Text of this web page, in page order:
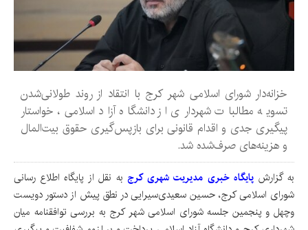
خزانه‌دار شورای اسلامی شهر کرج با انتقاد از روند طولانی‌شدن
تسویه مطالبات شهرداری از دانشگاه آزاد اسلامی، خواستار
پیگیری جدی و اقدام قانونی برای بازپس‌گیری حقوق بیت‌المال
و هزینه‌های صرف‌شده شد.
به گزارش پایگاه خبری مدیریت شهری کرج به نقل از پایگاه اطلاع رسانی
شورای اسلامی کرج، حسین سعیدی‌سیرایی در نطق پیش از دستور دویست
وچهل و پنجمین جلسه شورای اسلامی شهر کرج به بررسی توافقنامه میان